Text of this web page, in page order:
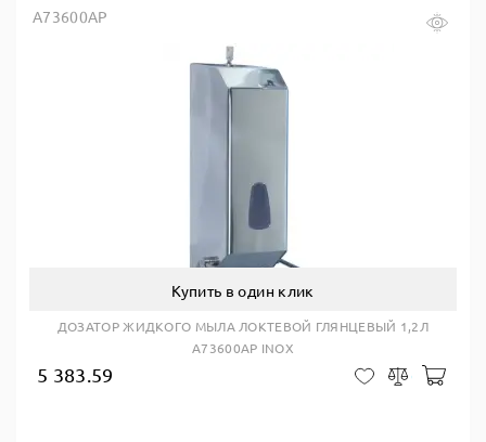
A73600AP
Купить в один клик
ДОЗАТОР ЖИДКОГО МЫЛА ЛОКТЕВОЙ ГЛЯНЦЕВЫЙ 1,2Л
A73600AP INOX
5 383.59 В закладки
Сравнить